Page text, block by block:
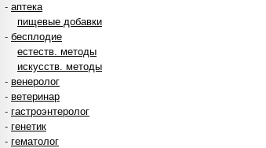
- аптека
пищевые добавки
- бесплодие
естеств. методы
искусств. методы
- венеролог
- ветеринар
- гастроэнтеролог
- генетик
- гематолог